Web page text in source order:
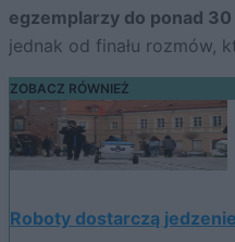
egzemplarzy do ponad
jednak od finału rozmów,
ZOBACZ RÓWNIEŻ
Roboty dostarczą